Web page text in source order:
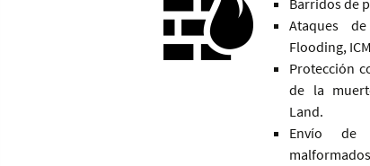
Barridos de
Ataques
Flooding,
Protección
de la
Land.
Envío de